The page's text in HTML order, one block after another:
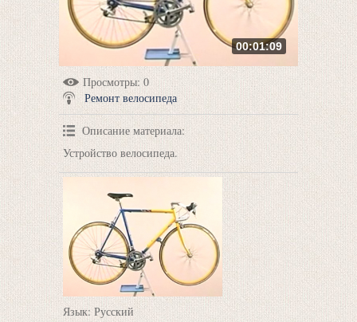
00:01:09
Просмотры: 0
Ремонт велосипеда
Описание материала:
Устройство велосипеда.
Язык: Русский